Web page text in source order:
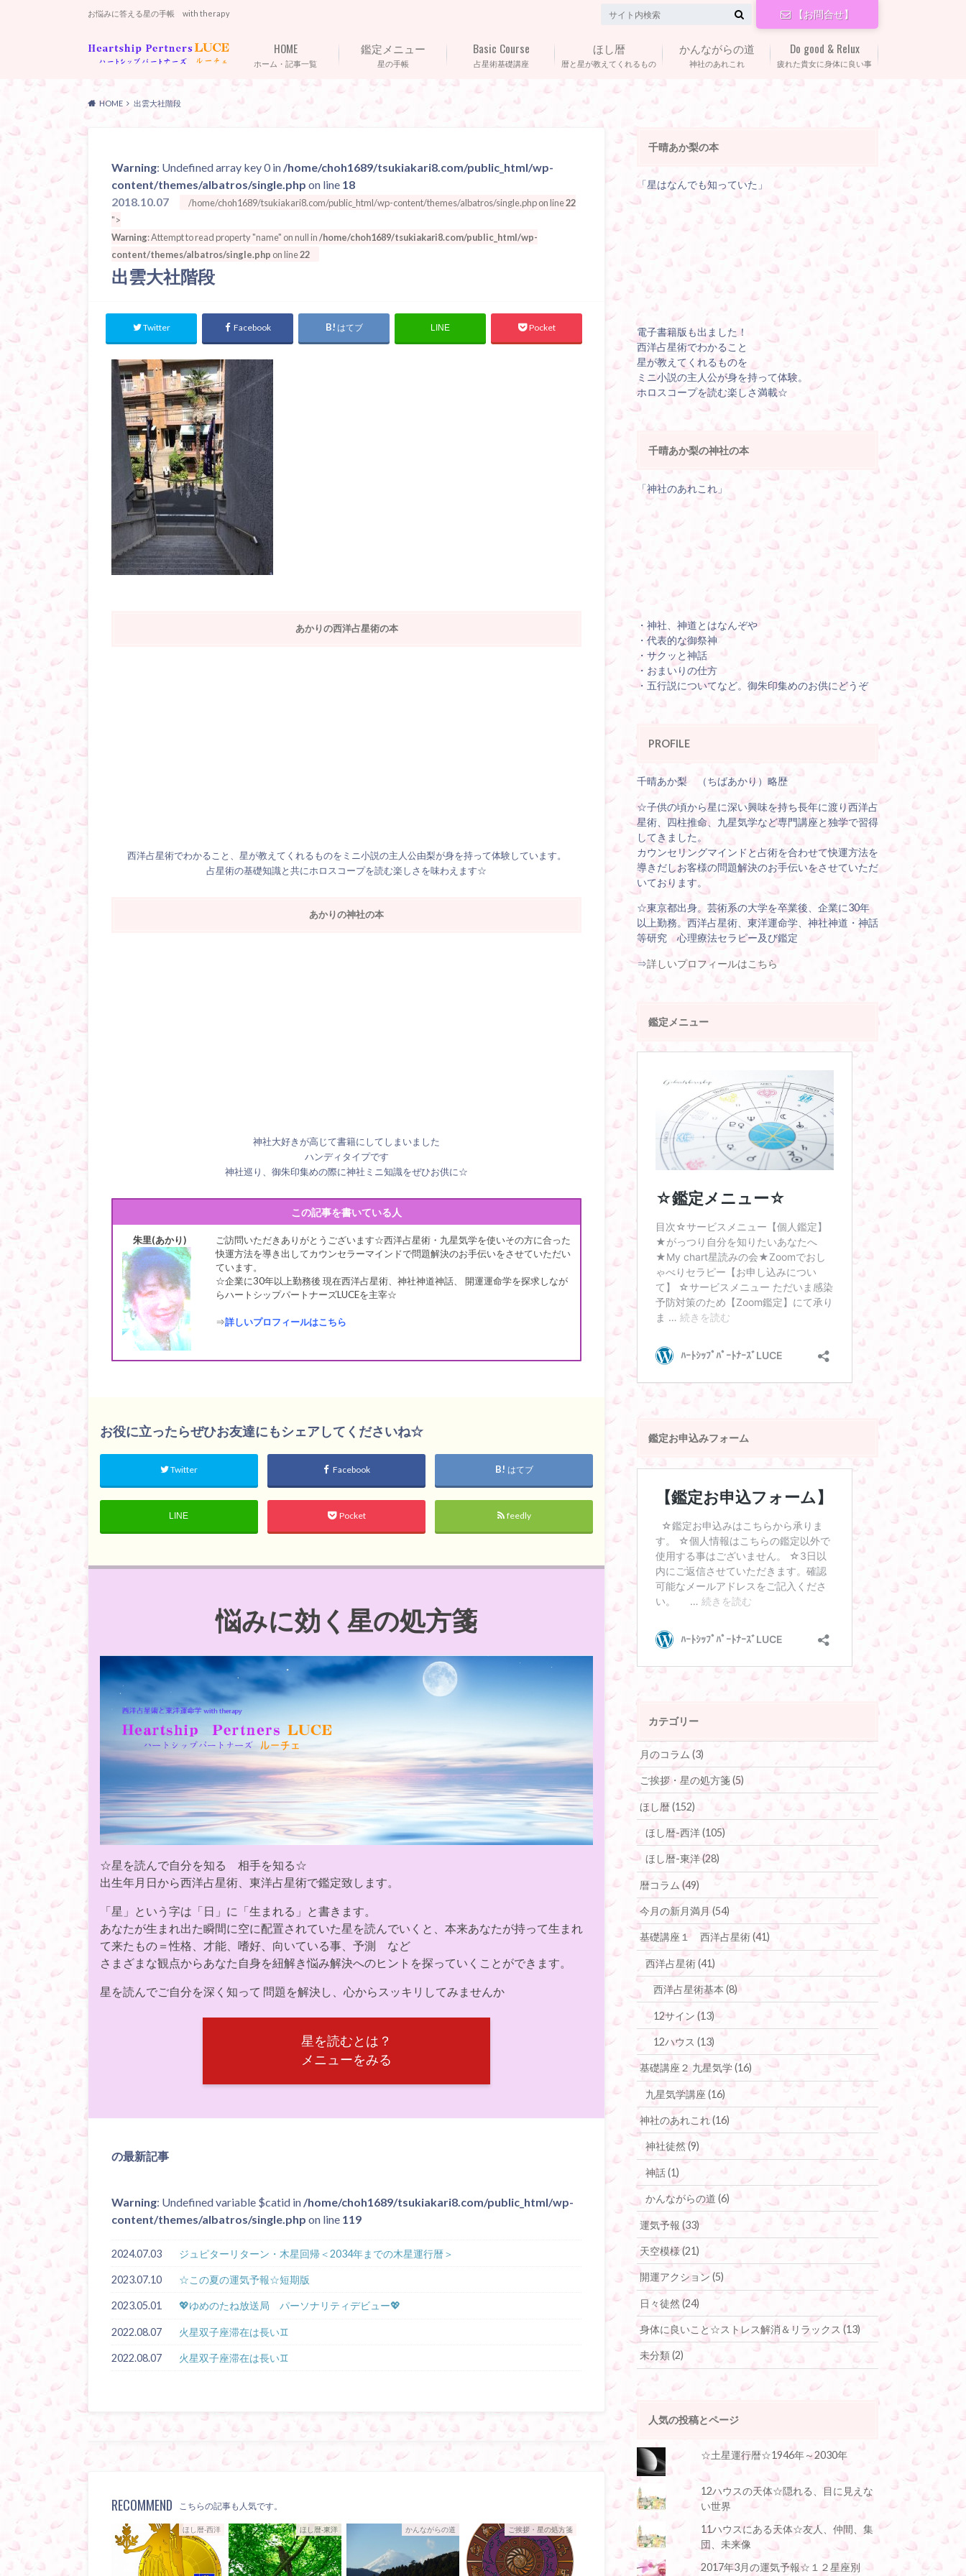
お悩みに答える星の手帳 with therapy 【お問合せ】
ホーム・記事一覧
HOME
星の手帳
鑑定メニュー
占星術基礎講座
Basic Course
暦と星が教えてくれるもの
ほし暦
神社のあれこれ
かんながらの道
疲れた貴女に身体に良い事
Do good & Relux
HOME 出雲大社階段
Warning: Undefined array key 0 in /home/choh1689/tsukiakari8.com/public_html/wp-
content/themes/albatros/single.php on line 18
2018.10.07
/home/choh1689/tsukiakari8.com/public_html/wp-content/themes/albatros/single.php on line22
">
Warning: Attempt to read property "name" on null in /home/choh1689/tsukiakari8.com/public_html/wp-
content/themes/albatros/single.php on line22
出雲大社階段
Twitter Facebook はてブ LINE Pocket
あかりの西洋占星術の本
西洋占星術でわかること、星が教えてくれるものをミニ小説の主人公由梨が身を持って体験しています。
占星術の基礎知識と共にホロスコープを読む楽しさを味わえます☆
あかりの神社の本
神社大好きが高じて書籍にしてしまいました
ハンディタイプです
神社巡り、御朱印集めの際に神社ミニ知識をぜひお供に☆
この記事を書いている人
朱里(あかり)
ご訪問いただきありがとうございます☆西洋占星術・九星気学を使いその方に合った
快運方法を導き出してカウンセラーマインドで問題解決のお手伝いをさせていただい
ています。
☆企業に30年以上勤務後 現在西洋占星術、神社神道神話、 開運運命学を探求しなが
らハートシップパートナーズLUCEを主宰☆
⇒詳しいプロフィールはこちら
お役に立ったらぜひお友達にもシェアしてくださいね☆
Twitter Facebook はてブ
LINE Pocket feedly
悩みに効く星の処方箋
☆星を読んで自分を知る 相手を知る☆
出生年月日から西洋占星術、東洋占星術で鑑定致します。
「星」という字は「日」に「生まれる」と書きます。
あなたが生まれ出た瞬間に空に配置されていた星を読んでいくと、本来あなたが持って生まれ
て来たもの＝性格、才能、嗜好、向いている事、予測 など
さまざまな観点からあなた自身を紐解き悩み解決へのヒントを探っていくことができます。
星を読んでご自分を深く知って 問題を解決し、心からスッキリしてみませんか
星を読むとは？
メニューをみる
の最新記事
Warning: Undefined variable $catid in /home/choh1689/tsukiakari8.com/public_html/wp-
content/themes/albatros/single.php on line 119
2024.07.03 ジュピターリターン・木星回帰＜2034年までの木星運行暦＞
2023.07.10 ☆この夏の運気予報☆短期版
2023.05.01 💖ゆめのたね放送局 パーソナリティデビュー💖
2022.08.07 火星双子座滞在は長い♊
2022.08.07 火星双子座滞在は長い♊
RECOMMEND こちらの記事も人気です。
ほし暦-西洋 ほし暦-東洋 かんながらの道 ご挨拶・星の処方箋
千晴あか梨の本
「星はなんでも知っていた」
電子書籍版も出ました！
西洋占星術でわかること
星が教えてくれるものを
ミニ小説の主人公が身を持って体験。
ホロスコープを読む楽しさ満載☆
千晴あか梨の神社の本
「神社のあれこれ」
・神社、神道とはなんぞや
・代表的な御祭神
・サクッと神話
・おまいりの仕方
・五行説についてなど。御朱印集めのお供にどうぞ
PROFILE
千晴あか梨 （ちばあかり）略歴
☆子供の頃から星に深い興味を持ち長年に渡り西洋占
星術、四柱推命、九星気学など専門講座と独学で習得
してきました。
カウンセリングマインドと占術を合わせて快運方法を
導きだしお客様の問題解決のお手伝いをさせていただ
いております。
☆東京都出身。芸術系の大学を卒業後、企業に30年
以上勤務。西洋占星術、東洋運命学、神社神道・神話
等研究 心理療法セラピー及び鑑定
⇒詳しいプロフィールはこちら
鑑定メニュー
鑑定お申込みフォーム
カテゴリー
月のコラム(3)
ご挨拶・星の処方箋(5)
ほし暦(152)
ほし暦-西洋(105)
ほし暦-東洋(28)
暦コラム(49)
今月の新月満月(54)
基礎講座１ 西洋占星術(41)
西洋占星術(41)
西洋占星術基本(8)
12サイン(13)
12ハウス(13)
基礎講座２ 九星気学(16)
九星気学講座 (16)
神社のあれこれ(16)
神社徒然(9)
神話(1)
かんながらの道 (6)
運気予報(33)
天空模様(21)
開運アクション(5)
日々徒然(24)
身体に良いこと☆ストレス解消＆リラックス(13)
未分類(2)
人気の投稿とページ
☆土星運行暦☆1946年～2030年
12ハウスの天体☆隠れる、目に見えな
い世界
11ハウスにある天体☆友人、仲間、集
団、未来像
2017年3月の運気予報☆１２星座別